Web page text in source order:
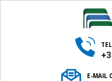
E-MAIL